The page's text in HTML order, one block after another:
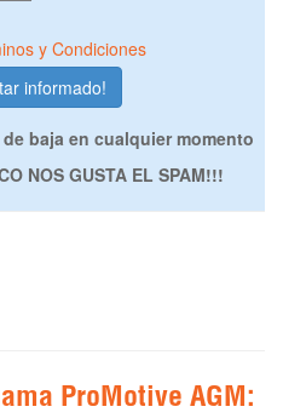
y Condiciones
baja en cualquier momento
NOS GUSTA EL SPAM!!!
ProMotive AGM: